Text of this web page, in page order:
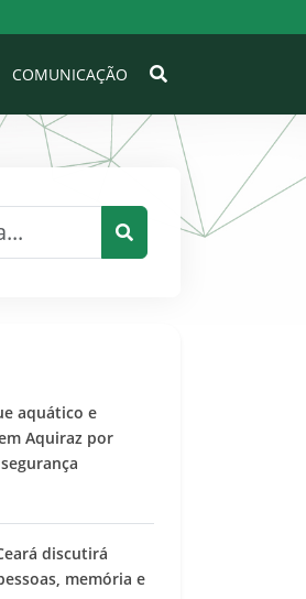
COMUNICAÇÃO
Pesquisar
aquático e
Aquiraz por
discutirá
memória e